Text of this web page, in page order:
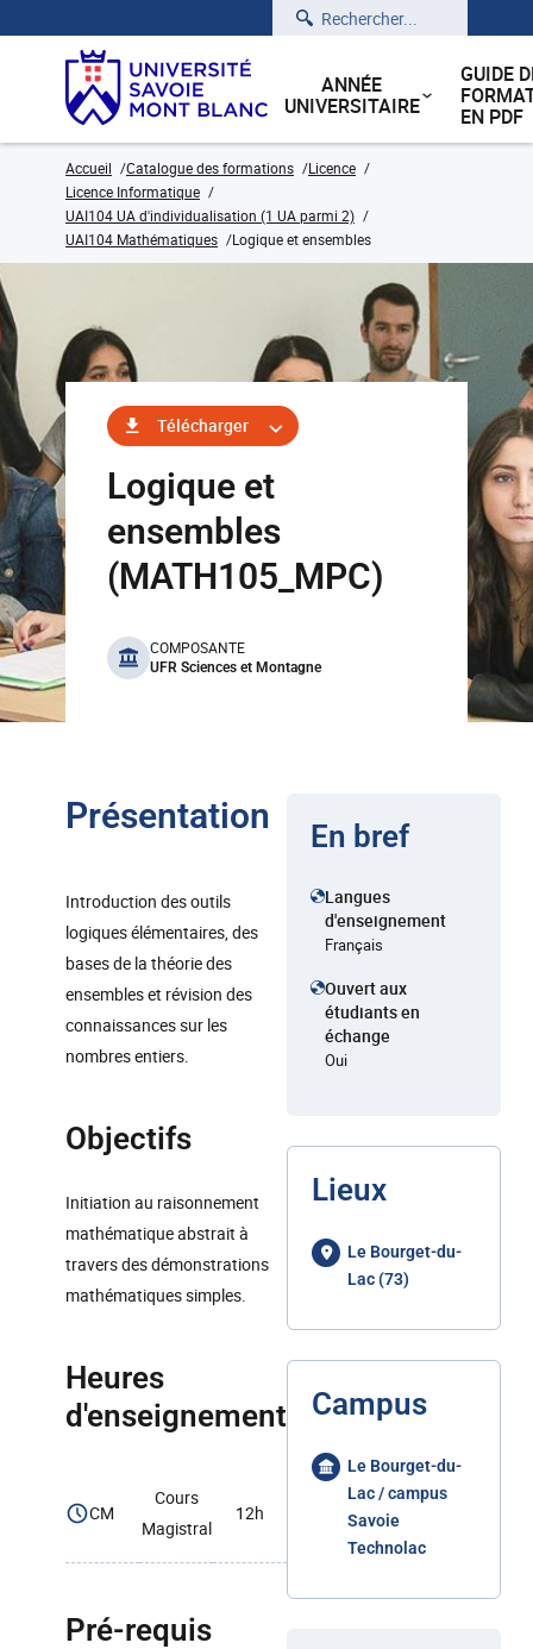
Rechercher
ANNÉE
UNIVERSITAIRE
GUIDE
EN PDF
Accueil Catalogue des formations
Licence
Licence Informatique
UAI104 UA d'individualisation (1 UA parmi 2)
UAI104 Mathématiques
Logique et ensembles
Télécharger
Logique et
ensembles
(MATH105_MPC)
benefits
COMPOSANTE
UFR Sciences et Montagne
Présentation
Introduction des outils
logiques élémentaires, des
bases de la théorie des
ensembles et révision des
connaissances sur les
nombres entiers.
Objectifs
Initiation au raisonnement
mathématique abstrait à
travers des démonstrations
mathématiques simples.
Heures
d'enseignement
CM
Cours
Magistral
12h
Pré-requis
En bref
Langues
d'enseignement
Français
Ouvert aux
étudiants en
échange
Oui
Lieux
Le Bourget-du-
Lac (73)
Campus
Le Bourget-du-
Lac / campus
Savoie
Technolac